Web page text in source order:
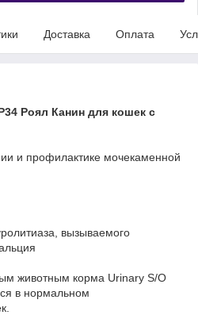
Доставка Оплата
Роял Канин для кошек с
и профилактике мочекаменной
вызываемого
животным корма Urinary S/O
в нормальном